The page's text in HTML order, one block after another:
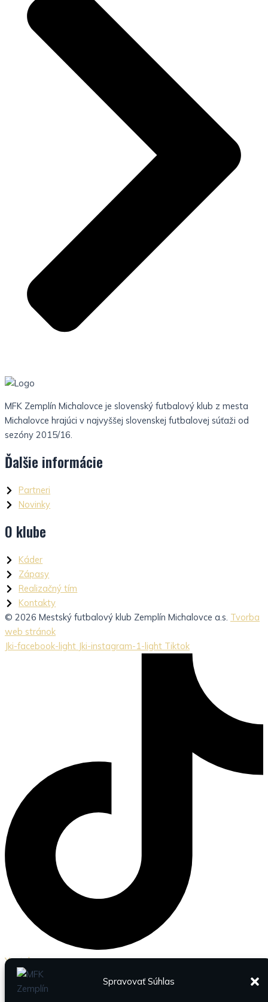
Spravovať Súhlas
MFK Zemplín Michalovce je slovenský futbalový klub z mesta
Michalovce hrajúci v najvyššej slovenskej futbalovej súťaži od
sezóny 2015/16.
Ďalšie informácie
Partneri
Novinky
O klube
Káder
Zápasy
Realizačný tím
Kontakty
© 2026 Mestský futbalový klub Zemplín Michalovce a.s. Tvorba
web stránok
Jki-facebook-light Jki-instagram-1-light Tiktok
Youtube